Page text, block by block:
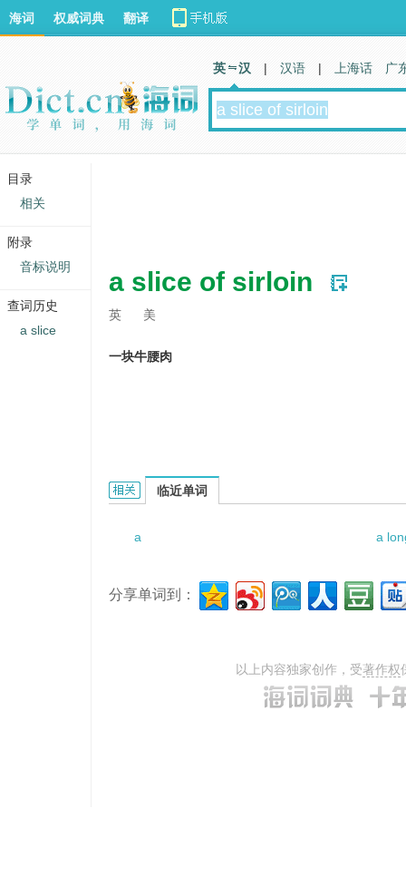
a slice of sirloin
英 美
一块牛腰肉
a slice of sirloin的相关资料：
临近单词
a a
分享单词到：
以上内容独家创作，受著作权
海词 权威词典 翻译
英 汉 | 汉语 | 上海话 广
目录
相关
附录
音标说明
查词历史
a slice